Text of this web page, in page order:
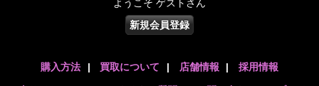
ようこそ ゲストさん
新規会員登録
購入方法 | 買取について | 店舗情報 | 採用情報